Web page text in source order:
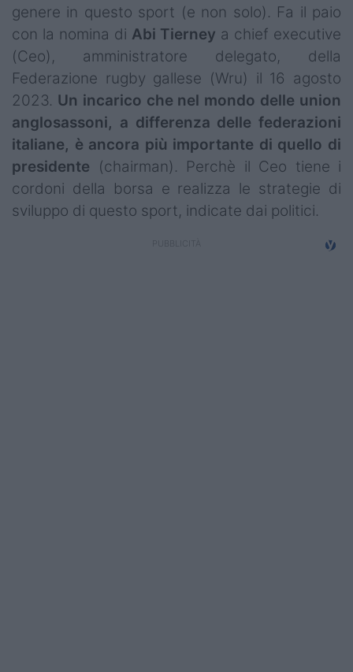
Serie A Elite
Campionati
Serie A
Serie B
Serie C
Femminile
Giovanili
genere in questo sport (e non solo). Fa il paio
con la nomina di Abi Tierney a chief executive
(Ceo), amministratore delegato, della
Federazione rugby gallese (Wru) il 16 agosto
2023. Un incarico che nel mondo delle union
anglosassoni, a differenza delle federazioni
italiane, è ancora più importante di quello di
presidente (chairman). Perchè il Ceo tiene i
cordoni della borsa e realizza le strategie di
sviluppo di questo sport, indicate dai politici.